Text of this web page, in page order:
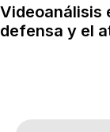
Videoanálisis
defensa y el